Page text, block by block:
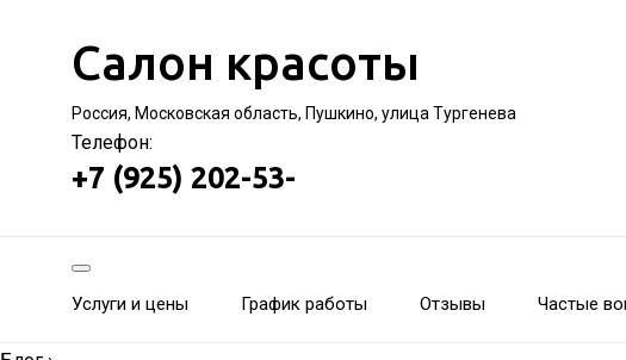
Салон красоты
Россия, Московская область, Пушкино, улица Тургенева
Телефон:
+7 (925) 202-53-
Услуги и цены График работы Отзывы Частые